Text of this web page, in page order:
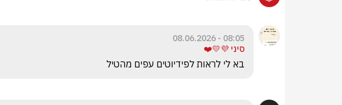
08:05 - 08.06.2026
סיני 💜💛❤️
בא לי לראות לפידיוטים עפים מהטיל